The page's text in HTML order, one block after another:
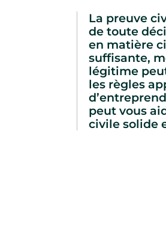
La preuve
de toute
en matière
suffisante,
légitime
les règles
peut vous
civile solide